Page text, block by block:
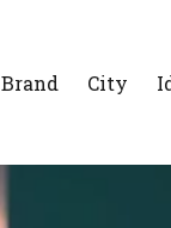
Brand City